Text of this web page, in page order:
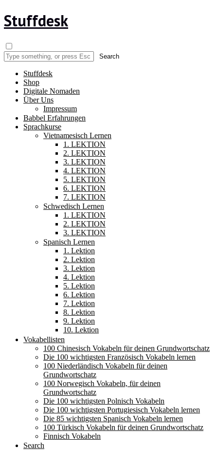
Stuffdesk
Stuffdesk
Shop
Digitale Nomaden
Über Uns
Impressum
Babbel Erfahrungen
Sprachkurse
Vietnamesisch Lernen
1. LEKTION
2. LEKTION
3. LEKTION
4. LEKTION
5. LEKTION
6. LEKTION
7. LEKTION
Schwedisch Lernen
1. LEKTION
2. LEKTION
3. LEKTION
Spanisch Lernen
1. Lektion
2. Lektion
3. Lektion
4. Lektion
5. Lektion
6. Lektion
7. Lektion
8. Lektion
9. Lektion
10. Lektion
Vokabellisten
100 Chinesisch Vokabeln für deinen Grundwortschatz
Die 100 wichtigsten Französisch Vokabeln lernen
100 Niederländisch Vokabeln für deinen
Grundwortschatz
100 Norwegisch Vokabeln, für deinen
Grundwortschatz
Die 100 wichtigsten Polnisch Vokabeln
Die 100 wichtigsten Portugiesisch Vokabeln lernen
Die 85 wichtigsten Spanisch Vokabeln lernen
100 Türkisch Vokabeln für deinen Grundwortschatz
Finnisch Vokabeln
Search